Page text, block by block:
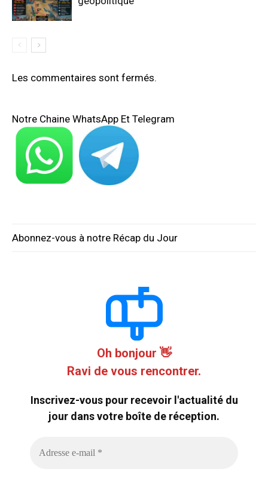
Les commentaires sont fermés.
Notre Chaine WhatsApp Et Telegram
Abonnez-vous à notre Récap du Jour
Oh bonjour 👋
Ravi de vous rencontrer.
Inscrivez-vous pour recevoir l'actualité du
jour dans votre boîte de réception.